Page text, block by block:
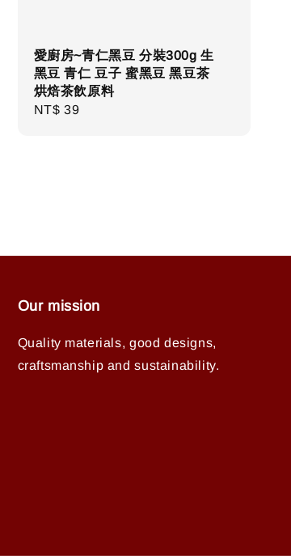
愛廚房~青仁黑豆 分裝300g 生
黑豆 青仁 豆子 蜜黑豆 黑豆茶
烘焙茶飲原料
Regular
NT$ 39
Our mission
Quality materials, good designs,
craftsmanship and sustainability.